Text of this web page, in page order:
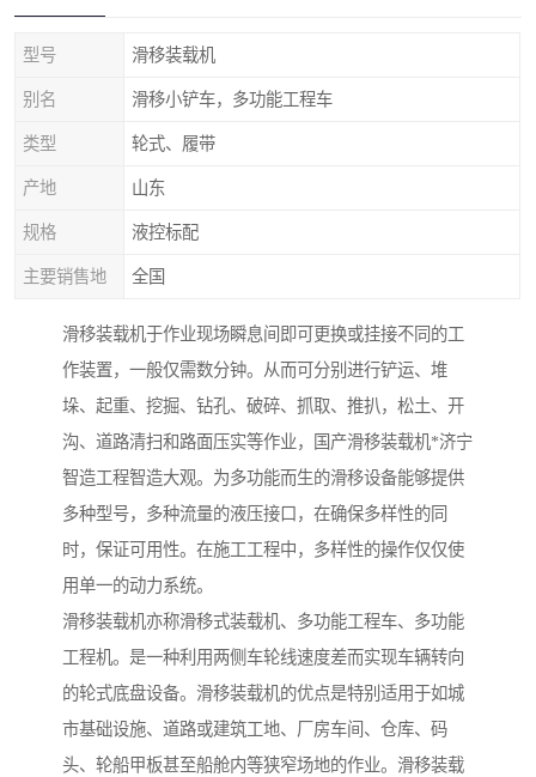
型号 滑移装载机
别名 滑移小铲车，多功能工程车
类型 轮式、履带
产地 山东
规格 液控标配
主要销售地 全国
滑移装载机于作业现场瞬息间即可更换或挂接不同的工
作装置，一般仅需数分钟。从而可分别进行铲运、堆
垛、起重、挖掘、钻孔、破碎、抓取、推扒，松土、开
沟、道路清扫和路面压实等作业，国产滑移装载机*济宁
智造工程智造大观。为多功能而生的滑移设备能够提供
多种型号，多种流量的液压接口，在确保多样性的同
时，保证可用性。在施工工程中，多样性的操作仅仅使
用单一的动力系统。
滑移装载机亦称滑移式装载机、多功能工程车、多功能
工程机。是一种利用两侧车轮线速度差而实现车辆转向
的轮式底盘设备。滑移装载机的优点是特别适用于如城
市基础设施、道路或建筑工地、厂房车间、仓库、码
头、轮船甲板甚至船舱内等狭窄场地的作业。滑移装载